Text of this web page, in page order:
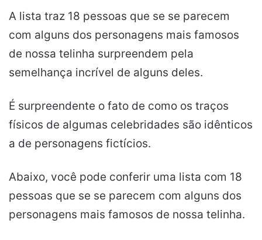
A lista traz 18 pessoas que se se parecem
com alguns dos personagens mais famosos
de nossa telinha surpreendem pela
semelhança incrível de alguns deles.
É surpreendente o fato de como os traços
físicos de algumas celebridades são idênticos
a de personagens fictícios.
Abaixo, você pode conferir uma lista com 18
pessoas que se se parecem com alguns dos
personagens mais famosos de nossa telinha.